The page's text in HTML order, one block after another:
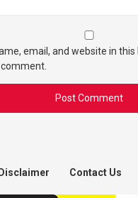
email, and website in
Disclaimer Contact Us